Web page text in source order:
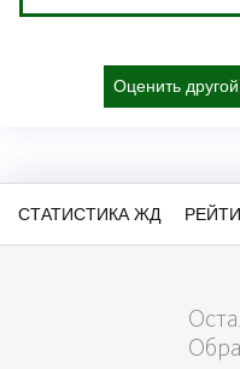
Оценить
СТАТИСТИКА ЖД